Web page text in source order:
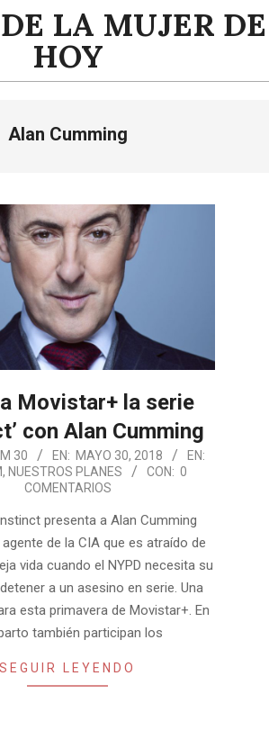
LA MUJER DE
HOY
Alan Cumming
Movistar+ la serie
con Alan Cumming
30 EN: MAYO 30, 2018
EN:
, NUESTROS PLANES CON: 0
COMENTARIOS
presenta a Alan Cumming
de la CIA que es atraído de
vida cuando el NYPD necesita su
a un asesino en serie. Una
esta primavera de Movistar+. En
también participan los
SEGUIR LEYENDO